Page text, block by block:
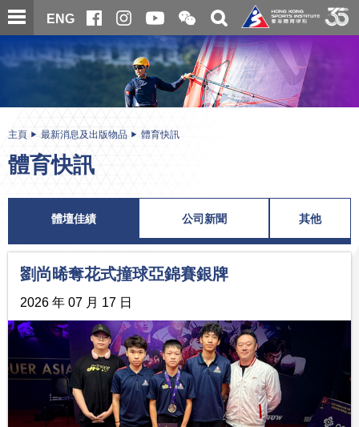
跳
至
內
ENG
開
合
微
信
二
維
碼
關
搜
尋
内
主頁 最新消息及出版物品 體育快訊
體育快訊
體壇佳績 公司新聞 其他
劉尚晞奪花式撞球亞錦賽銀牌
2026 年 07 月 17 日